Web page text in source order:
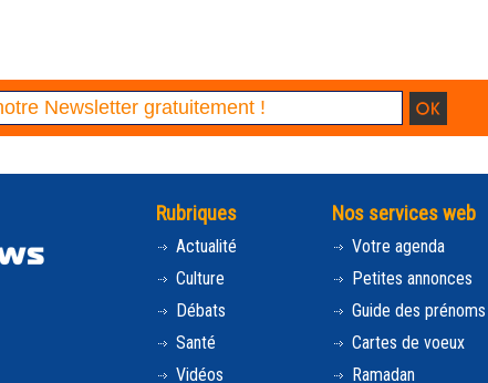
Rubriques
Actualité
Culture
Débats
Santé
Vidéos
Nos services web
Votre agenda
Petites annonces
Guide des prénoms
Cartes de voeux
Ramadan